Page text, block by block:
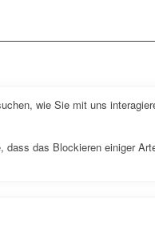
wie Sie mit uns
das Blockieren einiger